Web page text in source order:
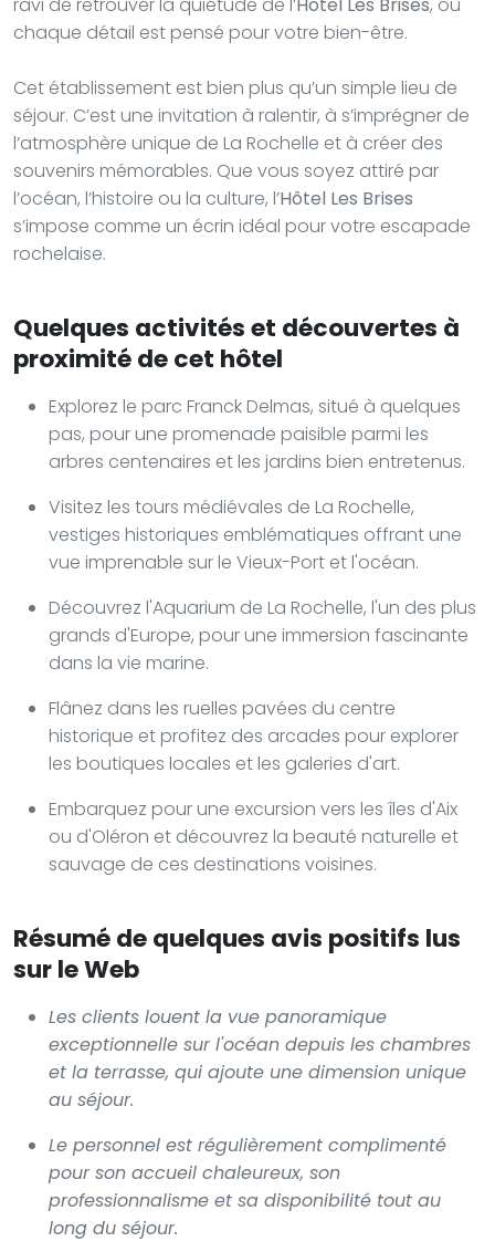
chaque détail est pensé pour votre bien-être.
Cet établissement est bien plus qu’un simple lieu de
séjour. C’est une invitation à ralentir, à s’imprégner de
l’atmosphère unique de La Rochelle et à créer des
souvenirs mémorables. Que vous soyez attiré par
l’océan, l’histoire ou la culture, l’Hôtel Les Brises
s’impose comme un écrin idéal pour votre escapade
rochelaise.
Quelques activités et découvertes à
proximité de cet hôtel
Explorez le parc Franck Delmas, situé à quelques
pas, pour une promenade paisible parmi les
arbres centenaires et les jardins bien entretenus.
Visitez les tours médiévales de La Rochelle,
vestiges historiques emblématiques offrant une
vue imprenable sur le Vieux-Port et l'océan.
Découvrez l'Aquarium de La Rochelle, l'un des plus
grands d'Europe, pour une immersion fascinante
dans la vie marine.
Flânez dans les ruelles pavées du centre
historique et profitez des arcades pour explorer
les boutiques locales et les galeries d'art.
Embarquez pour une excursion vers les îles d'Aix
ou d'Oléron et découvrez la beauté naturelle et
sauvage de ces destinations voisines.
Résumé de quelques avis positifs lus
sur le Web
Les clients louent la vue panoramique
exceptionnelle sur l'océan depuis les chambres
et la terrasse, qui ajoute une dimension unique
au séjour.
Le personnel est régulièrement complimenté
pour son accueil chaleureux, son
professionnalisme et sa disponibilité tout au
long du séjour.